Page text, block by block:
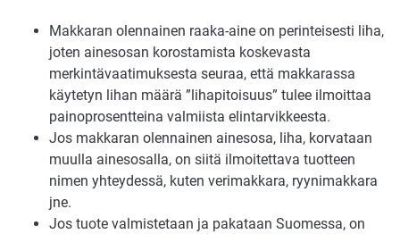
Makkaran olennainen raaka-aine on perinteisesti liha,
joten ainesosan korostamista koskevasta
merkintävaatimuksesta seuraa, että makkarassa
käytetyn lihan määrä ”lihapitoisuus” tulee ilmoittaa
painoprosentteina valmiista elintarvikkeesta.
Jos makkaran olennainen ainesosa, liha, korvataan
muulla ainesosalla, on siitä ilmoitettava tuotteen
nimen yhteydessä, kuten verimakkara, ryynimakkara
jne.
Jos tuote valmistetaan ja pakataan Suomessa, on